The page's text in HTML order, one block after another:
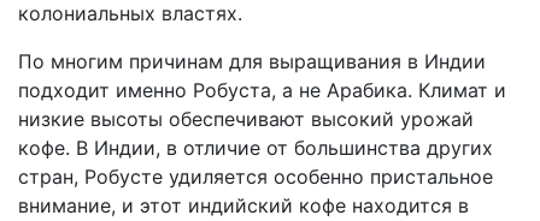
колониальных властях.
По многим причинам для выращивания в Индии
подходит именно Робуста, а не Арабика. Климат и
низкие высоты обеспечивают высокий урожай
кофе. В Индии, в отличие от большинства других
стран, Робусте удиляется особенно пристальное
внимание, и этот индийский кофе находится в